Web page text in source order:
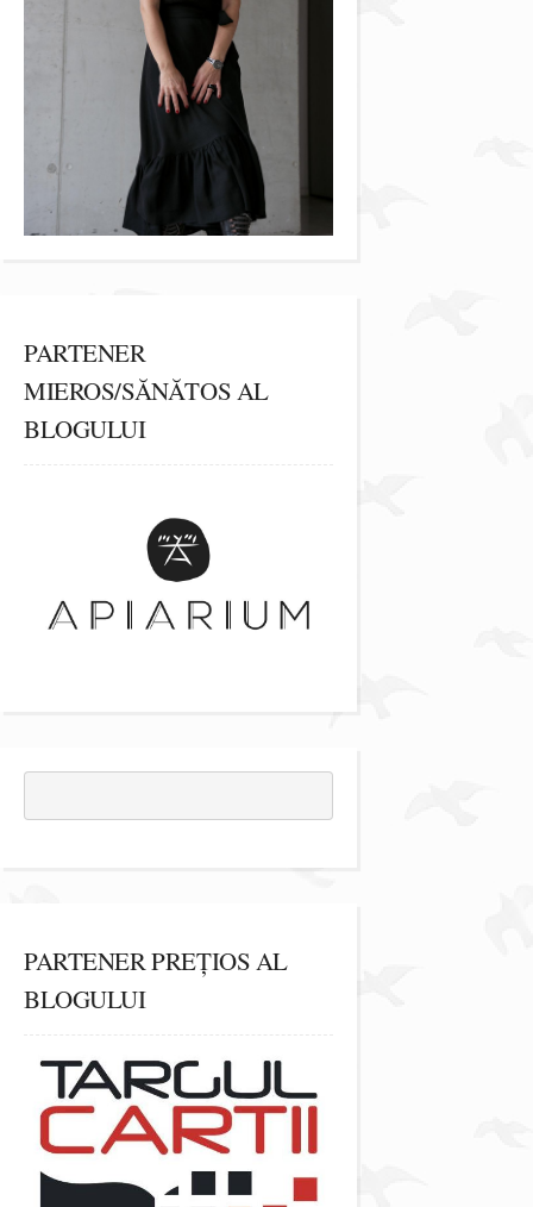
PARTENER
MIEROS/SĂNĂTOS AL
BLOGULUI
PARTENER PREȚIOS AL
BLOGULUI